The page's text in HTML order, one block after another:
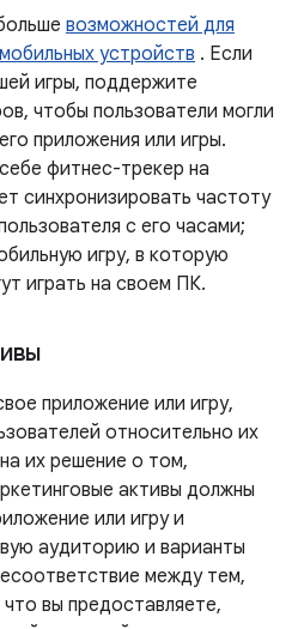
возможностей для
устройств . Если
игры, поддержите
чтобы пользователи могли
приложения или игры.
фитнес-трекер на
синхронизировать частоту
с его часами;
игру, в которую
играть на своем ПК.
приложение или игру,
относительно их
их решение о том,
активы должны
или игру и
аудиторию и варианты
между тем,
вы предоставляете,